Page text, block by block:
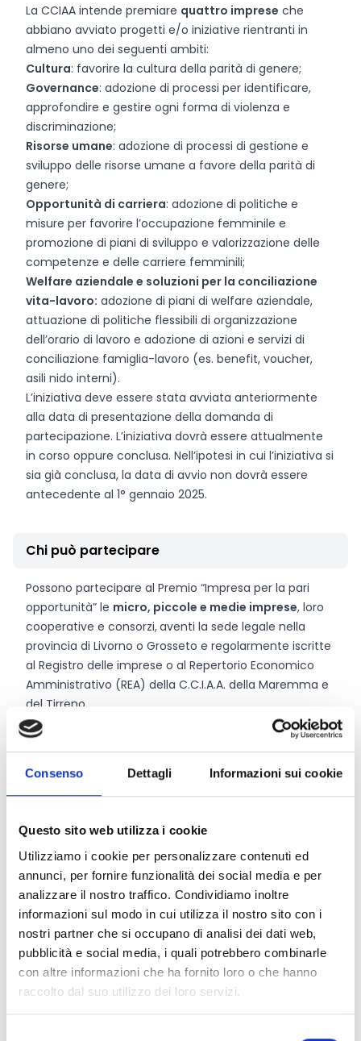
Consenso Dettagli Informazioni sui cookie
Questo sito web utilizza i cookie
Utilizziamo i cookie per personalizzare contenuti ed
annunci, per fornire funzionalità dei social media e per
analizzare il nostro traffico. Condividiamo inoltre
informazioni sul modo in cui utilizza il nostro sito con i
nostri partner che si occupano di analisi dei dati web,
pubblicità e social media, i quali potrebbero combinarle
con altre informazioni che ha fornito loro o che hanno
raccolto dal suo utilizzo dei loro servizi.
La CCIAA intende premiare quattro imprese che
abbiano avviato progetti e/o iniziative rientranti in
almeno uno dei seguenti ambiti:
Cultura: favorire la cultura della parità di genere;
Governance: adozione di processi per identificare,
approfondire e gestire ogni forma di violenza e
discriminazione;
Risorse umane: adozione di processi di gestione e
sviluppo delle risorse umane a favore della parità di
genere;
Opportunità di carriera: adozione di politiche e
misure per favorire l’occupazione femminile e
promozione di piani di sviluppo e valorizzazione delle
competenze e delle carriere femminili;
Welfare aziendale e soluzioni per la conciliazione
vita-lavoro: adozione di piani di welfare aziendale,
attuazione di politiche flessibili di organizzazione
dell’orario di lavoro e adozione di azioni e servizi di
conciliazione famiglia-lavoro (es. benefit, voucher,
asili nido interni).
L’iniziativa deve essere stata avviata anteriormente
alla data di presentazione della domanda di
partecipazione. L’iniziativa dovrà essere attualmente
in corso oppure conclusa. Nell’ipotesi in cui l’iniziativa si
sia già conclusa, la data di avvio non dovrà essere
antecedente al 1° gennaio 2025.
Chi può partecipare
Possono partecipare al Premio “Impresa per la pari
opportunità” le micro, piccole e medie imprese, loro
cooperative e consorzi,aventi la sede legale nella
provincia di Livorno o Grosseto e regolarmente iscritte
al Registro delle imprese o al Repertorio Economico
Amministrativo (REA) della C.C.I.A.A. della Maremma e
del Tirreno.
Le imprese vincitrici del “Premio Impresa per le pari
opportunità – Anno 2025” della Camera di Commercio
domanda di partecipazione ai sensi del Premio.
Entità del contributo
La dotazione finanziaria complessiva ammonta a
12.000 Euro.
Il valore di ogni premio è pari ad3.000 Euro.
Link e Documenti